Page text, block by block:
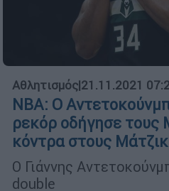
Αθλητισμός|21.11.2021
NBA: Ο
ρεκόρ οδήγησε τους
κόντρα στους Μάτζικ
Ο Γιάννης
double